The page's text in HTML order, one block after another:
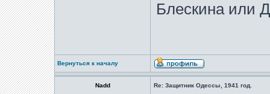
Блескина или
Вернуться к началу
Nadd Re: Защитник Одессы, 1941 год.